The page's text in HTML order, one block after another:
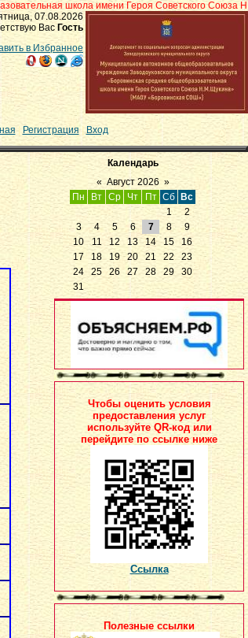
имени Героя Советского Союза Н.М.Щукина»
07.08.2026
Вас Гость
в Избранное
Регистрация Вход
Календарь
« Август 2026 »
Пн
Вт Ср Чт Пт Сб
Вс
1
2
3
4 5 6 7 8
9
10
11 12 13 14 15
16
17
18 19 20 21 22
23
24
25 26 27 28 29
30
31
Чтобы оценить условия
предоставления услуг
используйте QR-код или
перейдите по ссылке ниже
Ссылка
Полезные ссылки